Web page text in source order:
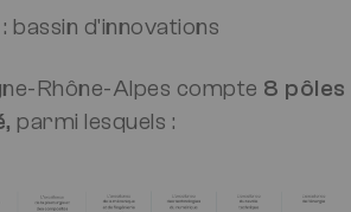
bassin d'innovations
Rhône-Alpes compte 8 pôles
, parmi lesquels :